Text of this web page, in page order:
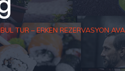
TUR – ERKEN REZERVASYON